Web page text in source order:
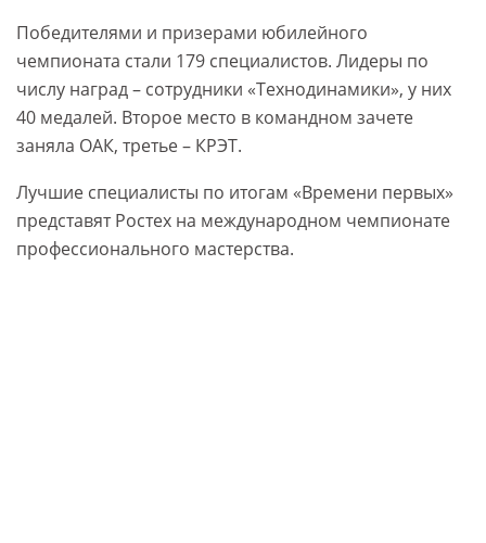
Победителями и призерами юбилейного
чемпионата стали 179 специалистов. Лидеры по
числу наград – сотрудники «Технодинамики», у них
40 медалей. Второе место в командном зачете
заняла ОАК, третье – КРЭТ.
Лучшие специалисты по итогам «Времени первых»
представят Ростех на международном чемпионате
профессионального мастерства.